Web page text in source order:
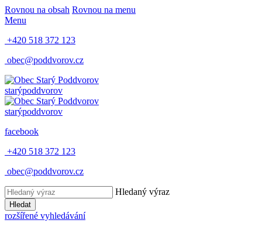
Rovnou na obsah Rovnou na menu
Menu
+420 518 372 123
obec@poddvorov.cz
starýpoddvorov
starýpoddvorov
facebook
+420 518 372 123
obec@poddvorov.cz
Hledaný výraz
Hledat
rozšířené vyhledávání